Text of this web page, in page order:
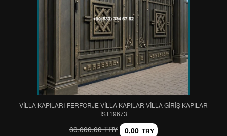
VİLLA KAPILARI-FERFORJE VİLLA KAPILAR-VİLLA GİRİŞ KAPILAR
IST19673
60.000,00 TRY 0,00 TRY